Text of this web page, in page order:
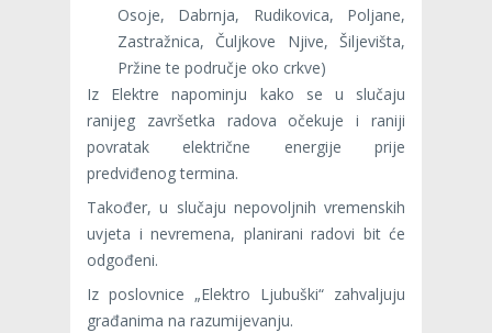
Osoje, Dabrnja, Rudikovica, Poljane,
Zastražnica, Čuljkove Njive, Šiljevišta,
Pržine te područje oko crkve)
Iz Elektre napominju kako se u slučaju
ranijeg završetka radova očekuje i raniji
povratak električne energije prije
predviđenog termina.
Također, u slučaju nepovoljnih vremenskih
uvjeta i nevremena, planirani radovi bit će
odgođeni.
Iz poslovnice „Elektro Ljubuški“ zahvaljuju
građanima na razumijevanju.